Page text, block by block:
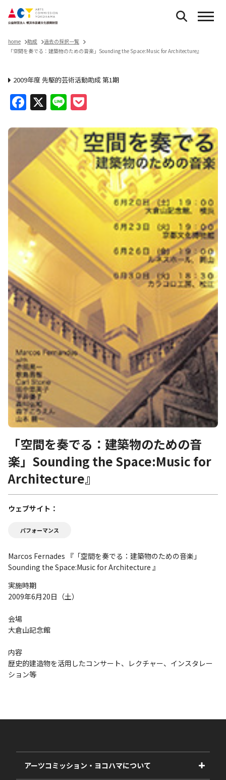
home 助成
過去の採択一覧
「空間を奏でる：建築物のための音楽」Sounding the Space:Music for Architecture』
2009年度 先駆的芸術活動助成 第1期
Facebook
X Line
「空間を奏でる：建築物のための音
楽」Sounding the Space:Music for
Architecture』
ウェブサイト
パフォーマンス
Marcos Fernades 『「空間を奏でる：建築物のための音楽」
Sounding the Space:Music for Architecture 』
実施時期
2009年6月20日（土）
会場
大倉山記念館
内容
歴史的建造物を活用したコンサート、レクチャー、インスタレー
ション等
アーツコミッション・ヨコハマについて